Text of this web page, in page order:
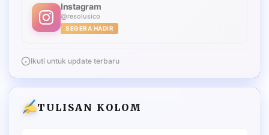
Instagram
@resolusico
SEGERA HADIR
Ikuti untuk update terbaru
TULISAN KOLOM